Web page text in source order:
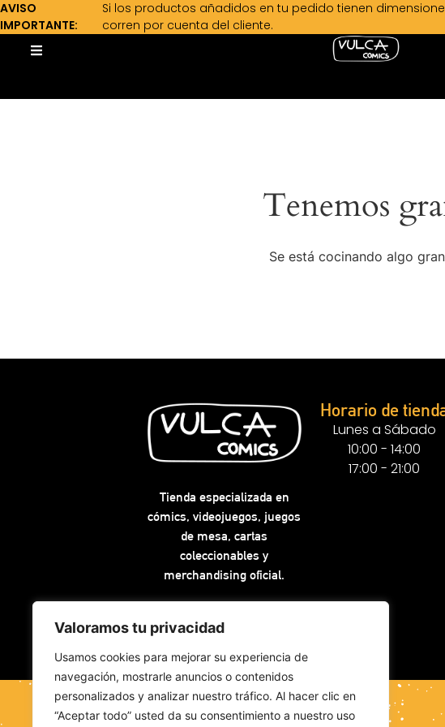
Valoramos tu privacidad
Usamos cookies para mejorar su experiencia de
navegación, mostrarle anuncios o contenidos
personalizados y analizar nuestro tráfico. Al hacer clic en
“Aceptar todo” usted da su consentimiento a nuestro uso
AVISO
IMPORTANTE:
Si los productos añadidos en tu pedido tienen
corren por cuenta del cliente.
Tenemos
Se está cocinando algo
Tienda especializada en
cómics, videojuegos, juegos
de mesa, cartas
coleccionables y
merchandising oficial.
Horario de
Lunes a Sábado
10:00 - 14:00
17:00 - 21:00